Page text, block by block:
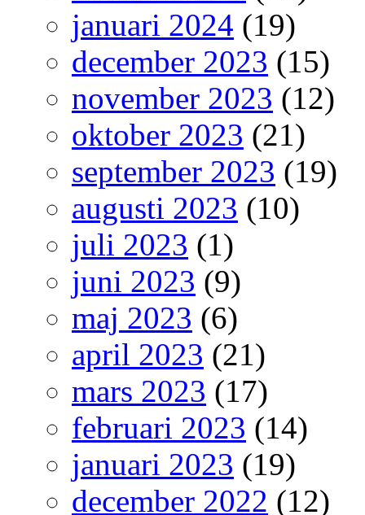
januari 2024 (19)
december 2023 (15)
november 2023 (12)
oktober 2023 (21)
september 2023 (19)
augusti 2023 (10)
juli 2023 (1)
juni 2023 (9)
maj 2023 (6)
april 2023 (21)
mars 2023 (17)
februari 2023 (14)
januari 2023 (19)
december 2022 (12)